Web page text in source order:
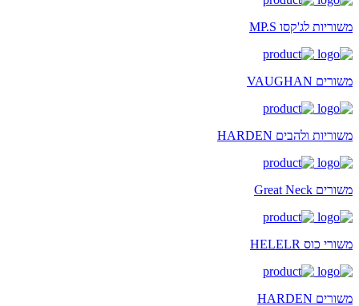
משוריות לג'קסו MP.S
משורים VAUGHAN
משוריות ולהבים HARDEN
משורים Great Neck
משורי כוס HELELR
משורים HARDEN